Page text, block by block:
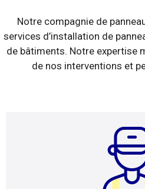
Notre compagnie de
services d’installation de
de bâtiments. Notre expertise
de nos interventions et